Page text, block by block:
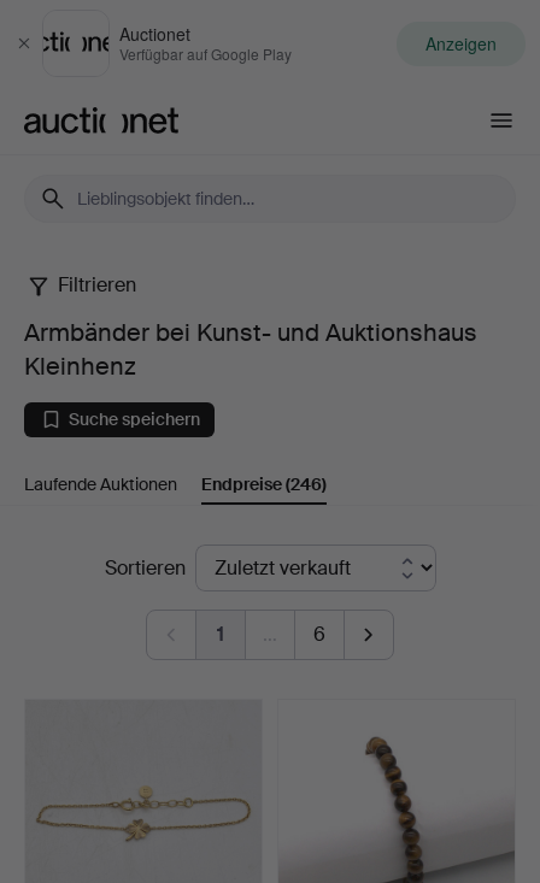
Schließen
Auctionet
Verfügbar auf Google Play Anzeigen
Armbänder
bei
Kunst-
und
Kleinhenz
Filtrieren
Armbänder bei Kunst- und Auktionshaus
Kleinhenz
Suche speichern
Laufende Auktionen Endpreise(246)
EndpreiseSortieren
1 … 6